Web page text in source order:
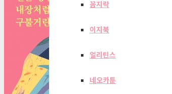
꼼지락
이지북
얼리틴스
네오카툰